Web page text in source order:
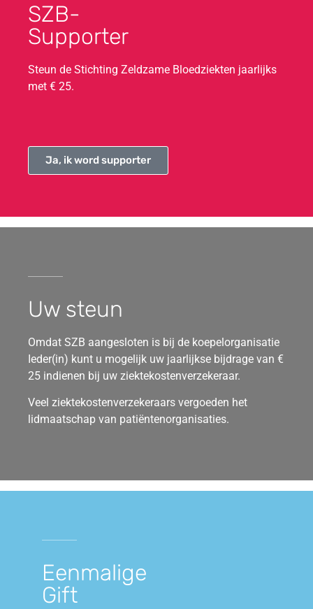
SZB-
Supporter
Steun de Stichting Zeldzame Bloedziekten jaarlijks
met € 25.
Ja, ik word supporter
Uw steun
Omdat SZB aangesloten is bij de koepelorganisatie
Ieder(in) kunt u mogelijk uw jaarlijkse bijdrage van €
25 indienen bij uw ziektekostenverzekeraar.
Veel ziektekostenverzekeraars vergoeden het
lidmaatschap van patiëntenorganisaties.
Eenmalige
Gift